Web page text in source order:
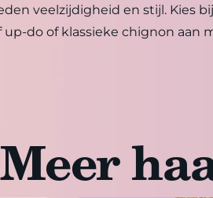
veelzijdigheid en stijl.
do of klassieke chignon aan
Meer